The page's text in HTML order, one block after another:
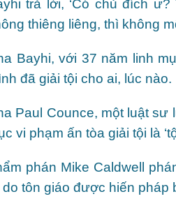
trả lời, ‘Có chủ đích
thiêng liêng, thì không
Bayhi, với 37 năm linh
đã giải tội cho ai, lúc nào.
Paul Counce, một luật sư
vi phạm ấn tòa giải tội là
phán Mike Caldwell
tôn giáo được hiến pháp